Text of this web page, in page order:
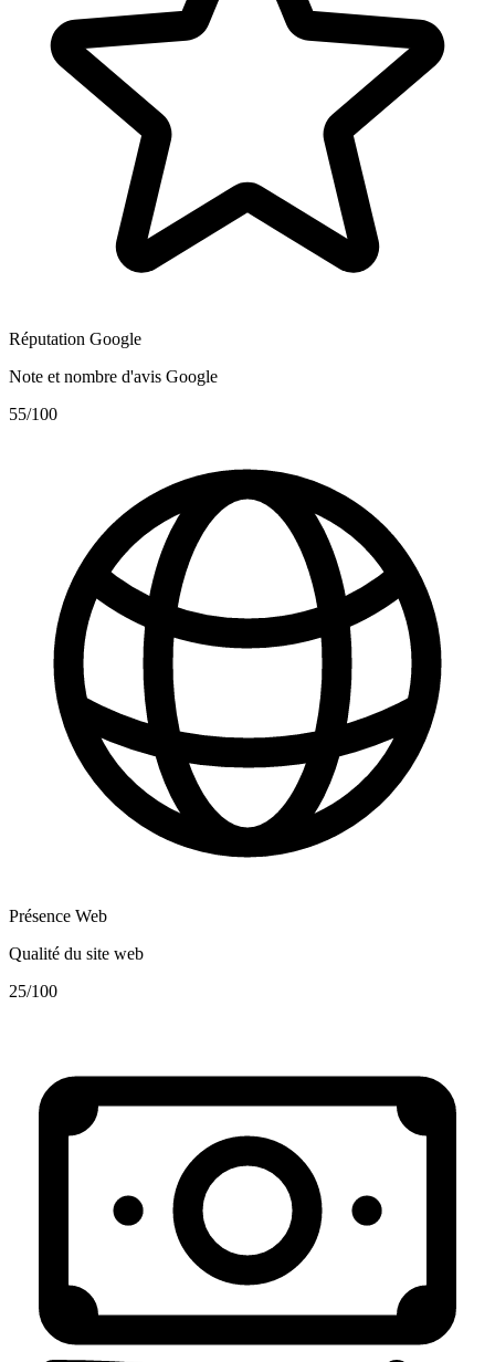
Réputation Google
Note et nombre d'avis Google
55/100
Présence Web
Qualité du site web
25/100